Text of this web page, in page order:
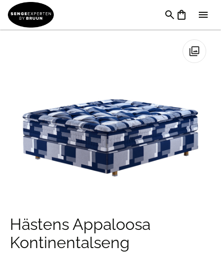
Senge → Kontinentalsenge
kontinentalsenge
Hästens Appaloosa Kontinentalseng
🔍
Hästens Appaloosa
Kontinentalseng